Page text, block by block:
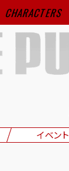
CHARACTERS
イベント